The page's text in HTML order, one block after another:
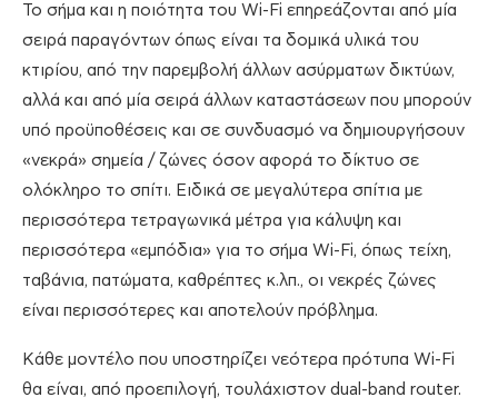
Το σήμα και η ποιότητα του Wi-Fi επηρεάζονται από μία
σειρά παραγόντων όπως είναι τα δομικά υλικά του
κτιρίου, από την παρεμβολή άλλων ασύρματων δικτύων,
αλλά και από μία σειρά άλλων καταστάσεων που μπορούν
υπό προϋποθέσεις και σε συνδυασμό να δημιουργήσουν
«νεκρά» σημεία / ζώνες όσον αφορά το δίκτυο σε
ολόκληρο το σπίτι. Ειδικά σε μεγαλύτερα σπίτια με
περισσότερα τετραγωνικά μέτρα για κάλυψη και
περισσότερα «εμπόδια» για το σήμα Wi-Fi, όπως τείχη,
ταβάνια, πατώματα, καθρέπτες κ.λπ., οι νεκρές ζώνες
είναι περισσότερες και αποτελούν πρόβλημα.
Κάθε μοντέλο που υποστηρίζει νεότερα πρότυπα Wi-Fi
θα είναι, από προεπιλογή, τουλάχιστον dual-band router.